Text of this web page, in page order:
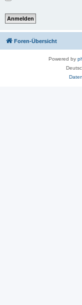
Foren-Übersicht
Powered by